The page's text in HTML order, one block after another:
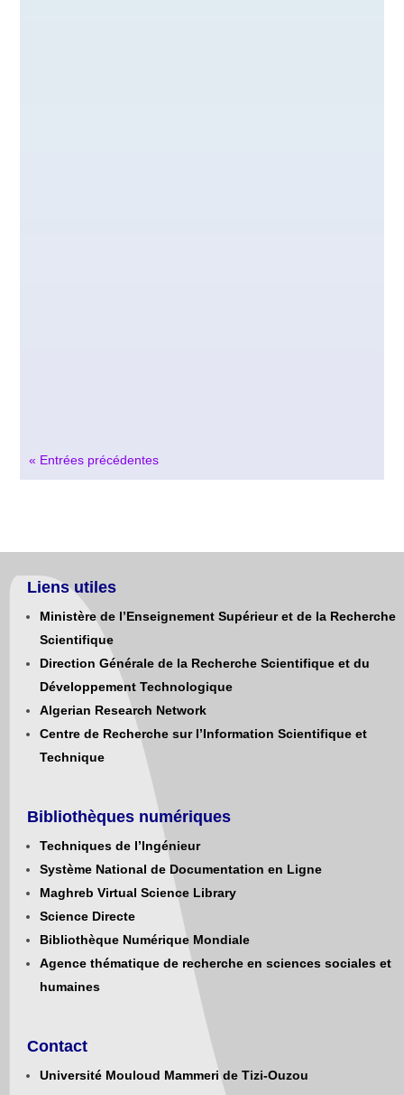
« Entrées précédentes
Liens utiles
Ministère de l’Enseignement Supérieur et de la Recherche
Scientifique
Direction Générale de la Recherche Scientifique et du
Développement Technologique
Algerian Research Network
Centre de Recherche sur l’Information Scientifique et
Technique
Bibliothèques numériques
Techniques de l’Ingénieur
Système National de Documentation en Ligne
Maghreb Virtual Science Library
Science Directe
Bibliothèque Numérique Mondiale
Agence thématique de recherche en sciences sociales et
humaines
Contact
Université Mouloud Mammeri de Tizi-Ouzou